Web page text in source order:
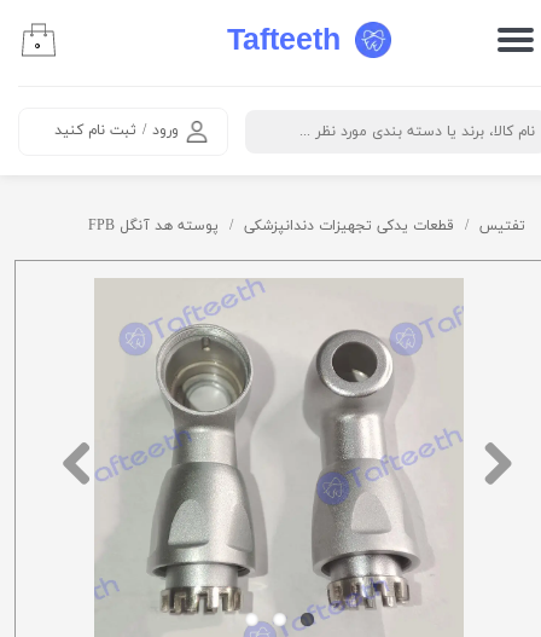
Tafteeth
ورود / ثبت نام کنید
حساب کاربری من
خروج از حساب کاربری
۰
تفتیس قطعات یدکی تجهیزات دندانپزشکی پوسته هد آنگل FPB